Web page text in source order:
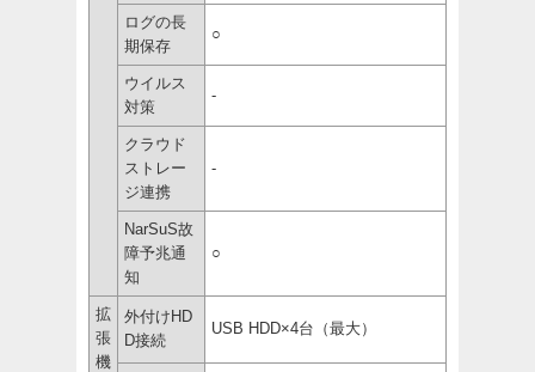
ログの長
期保存
○
ウイルス
対策
-
クラウド
ストレー
ジ連携
-
NarSuS故
障予兆通
知
○
拡
張
機
外付けHD
D接続
USB HDD×4台（最大）